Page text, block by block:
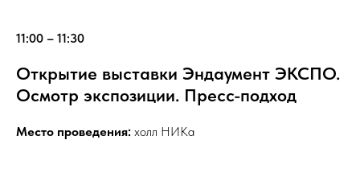
11:00 – 11:30
Открытие выставки Эндаумент ЭКСПО.
Осмотр экспозиции. Пресс-подход
Место проведения: холл НИКа